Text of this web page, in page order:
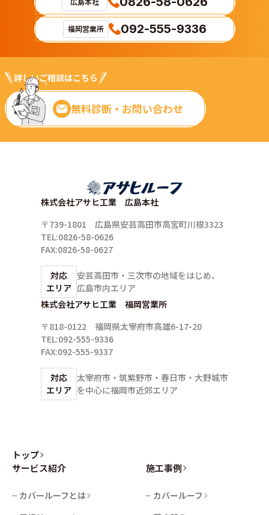
福岡営業所 092-555-9336
詳しいご相談はこちら
無料診断・お問い合わせ
株式会社アサヒ工業 広島本社
〒739-1801 広島県安芸高田市高宮町川根3323
TEL:0826-58-0626
FAX:0826-58-0627
対応
エリア
安芸高田市・三次市の地域をはじめ、
広島市内エリア
株式会社アサヒ工業 福岡営業所
〒818-0122 福岡県太宰府市高雄6-17-20
TEL:092-555-9336
FAX:092-555-9337
対応
エリア
太宰府市・筑紫野市・春日市・大野城市
を中心に福岡市近郊エリア
トップ
サービス紹介
カバールーフとは
施工事例
カバールーフ